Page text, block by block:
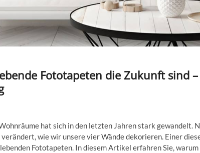
Fototapeten die Zukunft sind
hat sich in den letzten Jahren stark gewandelt.
wie wir unsere vier Wände dekorieren. Einer
Fototapeten. In diesem Artikel erfahren Sie,